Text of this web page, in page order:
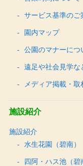
サービス基準のご
園内マップ
公園のマナーにつ
遠足や社会見学な
メディア掲載・取
施設紹介
施設紹介
水生花園（碧南）
四阿・ハス池（碧